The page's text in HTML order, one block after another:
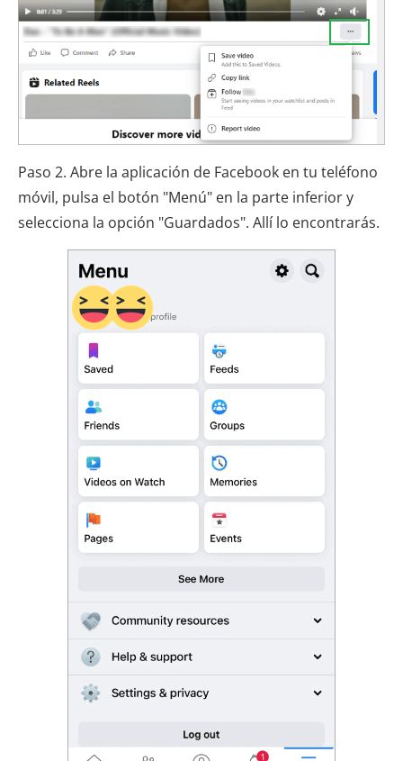
Paso 2. Abre la aplicación de Facebook en tu teléfono
móvil, pulsa el botón "Menú" en la parte inferior y
selecciona la opción "Guardados". Allí lo encontrarás.